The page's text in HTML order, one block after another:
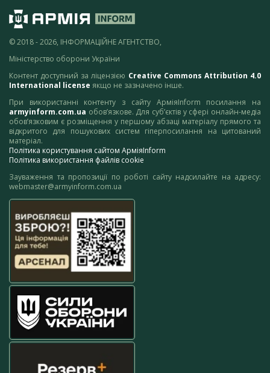
© 2018 - 2026, ІНФОРМАЦІЙНЕ АГЕНТСТВО,
Міністерство оборони України
Контент доступний за ліцензією Creative Commons Attribution 4.0
International license якщо не зазначено інше.
При використанні контенту з сайту АрміяInform посилання на
armyinform.com.ua обов’язкове. Для суб’єктів у сфері онлайн-медіа
обов’язковим є розміщення у першому абзаці матеріалу прямого та
відкритого для пошукових систем гіперпосилання на цитований
матеріал.
Політика користування сайтом АрміяInform
Політика використання файлів cookie
Зауваження та пропозиції по роботі сайту надсилайте на адресу:
webmaster@armyinform.com.ua